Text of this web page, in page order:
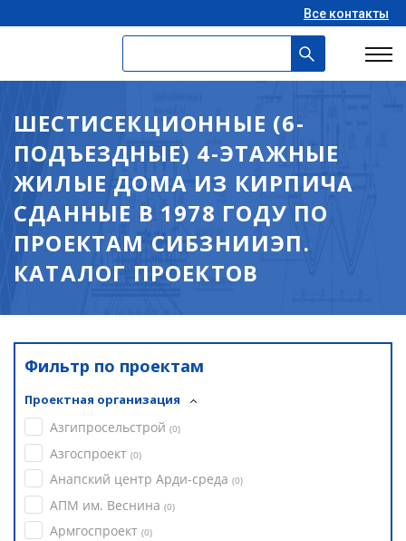
Все контакты
ШЕСТИСЕКЦИОННЫЕ (6-
ПОДЪЕЗДНЫЕ) 4-ЭТАЖНЫЕ
ЖИЛЫЕ ДОМА ИЗ КИРПИЧА
СДАННЫЕ В 1978 ГОДУ ПО
ПРОЕКТАМ СИБЗНИИЭП.
КАТАЛОГ ПРОЕКТОВ
Фильтр по проектам
Проектная организация
Азгипросельстрой (0)
Азгоспроект (0)
Анапский центр Арди-среда (0)
АПМ им. Веснина (0)
Армгоспроект (0)